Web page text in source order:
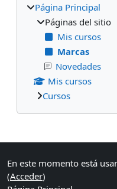
Página Principal
Páginas del sitio
Mis cursos
Marcas
Novedades
Mis cursos
Cursos
Bloques
En este momento está
(Acceder)